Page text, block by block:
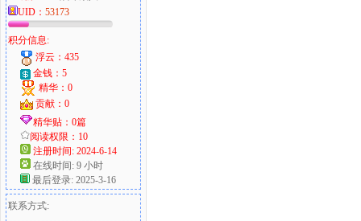
UID： 53173
积分信息:
浮云：435
金钱：5
精华：0
贡献：0
精华贴：0篇
阅读权限：10
注册时间: 2024-6-14
在线时间: 9 小时
最后登录: 2025-3-16
联系方式: